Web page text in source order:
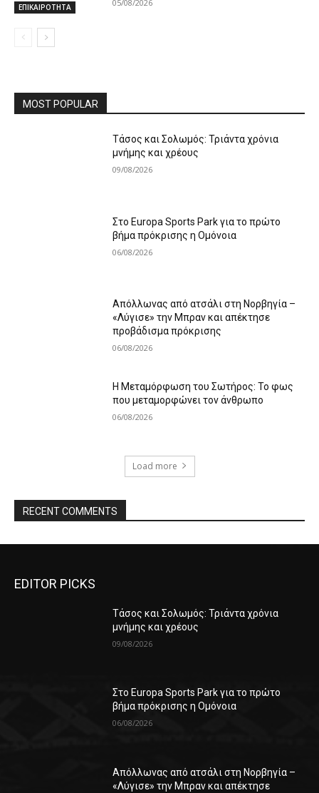
ΕΠΙΚΑΙΡΟΤΗΤΑ 05/08/2026
MOST POPULAR
Τάσος και Σολωμός: Τριάντα χρόνια
μνήμης και χρέους
09/08/2026
Στο Europa Sports Park για το πρώτο
βήμα πρόκρισης η Ομόνοια
06/08/2026
Απόλλωνας από ατσάλι στη Νορβηγία –
«Λύγισε» την Μπραν και απέκτησε
προβάδισμα πρόκρισης
06/08/2026
Η Μεταμόρφωση του Σωτήρος: Το φως
που μεταμορφώνει τον άνθρωπο
06/08/2026
Load more
RECENT COMMENTS
EDITOR PICKS
Τάσος και Σολωμός: Τριάντα χρόνια
μνήμης και χρέους
09/08/2026
Στο Europa Sports Park για το πρώτο
βήμα πρόκρισης η Ομόνοια
06/08/2026
Απόλλωνας από ατσάλι στη Νορβηγία –
«Λύγισε» την Μπραν και απέκτησε